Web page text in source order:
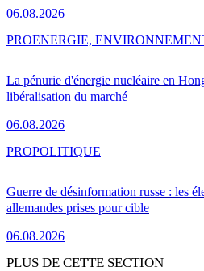
06.08.2026
La pénurie d'énergie nucléaire en
libéralisation du marché
06.08.2026
PROENERGIE,
Guerre de désinformation russe : les
allemandes prises pour cible
06.08.2026
PROPOLITIQUE
PLUS DE CETTE SECTION